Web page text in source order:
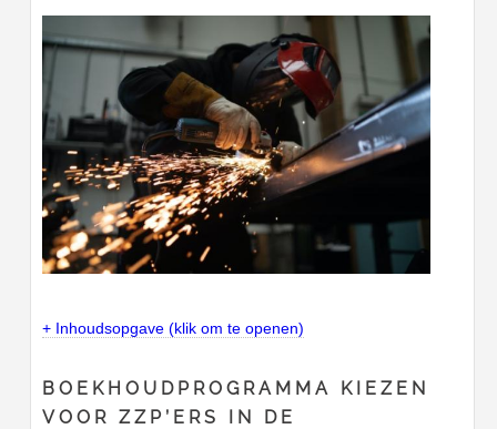
+ Inhoudsopgave (klik om te openen)
BOEKHOUDPROGRAMMA KIEZEN
VOOR ZZP’ERS IN DE